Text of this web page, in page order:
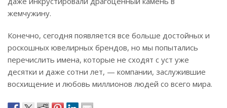
жемчужину.
Конечно, сегодня появляется все больше достойных и
роскошных ювелирных брендов, но мы попытались
перечислить имена, которые не сходят с уст уже
десятки и даже сотни лет, — компании, заслужившие
восхищение и любовь миллионов людей со всего мира.